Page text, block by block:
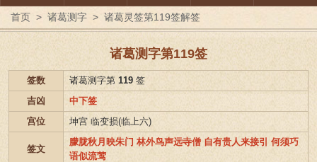
首页 > 诸葛测字 > 诸葛灵签第119签解签
诸葛测字第119签
签数 诸葛测字第 119 签
吉凶
中下签
宫位
坤宫 临变损(临上六)
签文
朦胧秋月映朱门 林外鸟声远寺僧 自有贵人来接引 何须巧
语似流莺